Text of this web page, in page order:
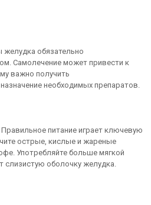
обязательно
Самолечение может привести к
важно получить
необходимых препаратов.
питание играет ключевую
острые, кислые и жареные
Употребляйте больше мягкой
слизистую оболочку желудка.